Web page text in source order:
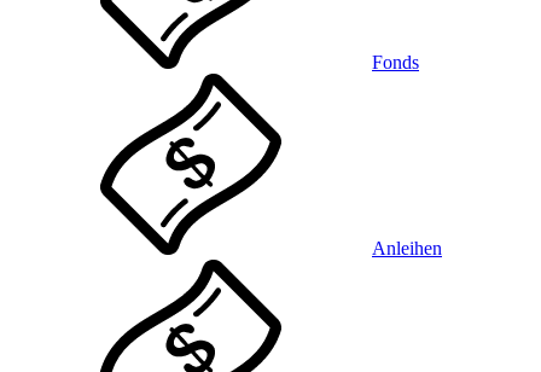
Fonds
Anleihen